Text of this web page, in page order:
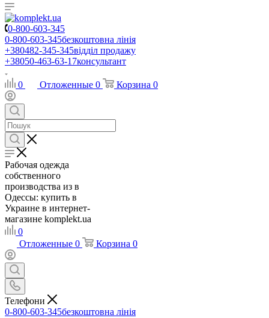
0-800-603-345
0-800-603-345безкоштовна лінія
+380482-345-345відділ продажу
+38050-463-63-17консультант
0 Отложенные 0 Корзина 0
Рабочая одежда
собственного
производства из в
Одессы: купить в
Украине в интернет-
магазине komplekt.ua
0
Отложенные 0 Корзина 0
Телефони
0-800-603-345безкоштовна лінія